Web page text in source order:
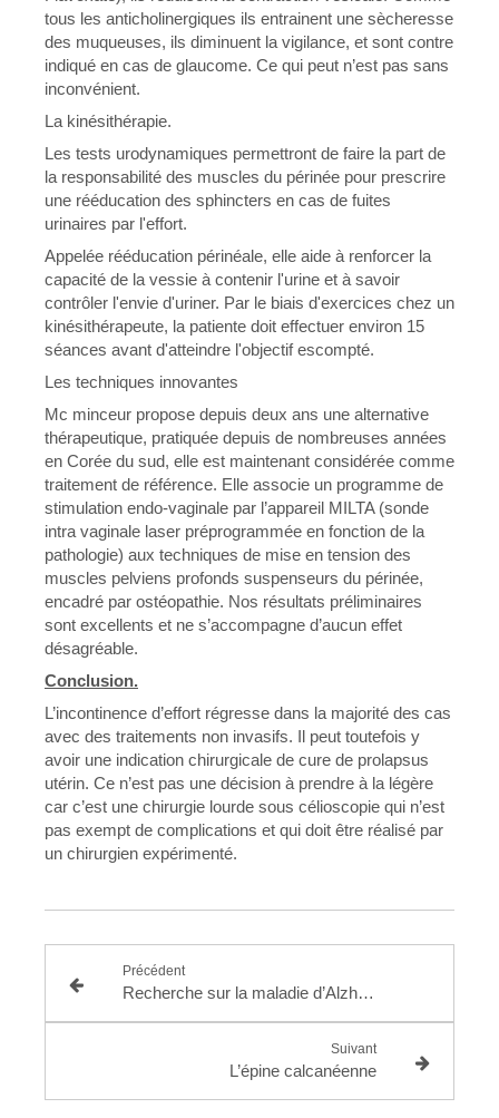
tous les anticholinergiques ils entrainent une sècheresse
des muqueuses, ils diminuent la vigilance, et sont contre
indiqué en cas de glaucome. Ce qui peut n’est pas sans
inconvénient.
La kinésithérapie.
Les tests urodynamiques permettront de faire la part de
la responsabilité des muscles du périnée pour prescrire
une rééducation des sphincters en cas de fuites
urinaires par l'effort.
Appelée rééducation périnéale, elle aide à renforcer la
capacité de la vessie à contenir l'urine et à savoir
contrôler l'envie d'uriner. Par le biais d'exercices chez un
kinésithérapeute, la patiente doit effectuer environ 15
séances avant d'atteindre l'objectif escompté.
Les techniques innovantes
Mc minceur propose depuis deux ans une alternative
thérapeutique, pratiquée depuis de nombreuses années
en Corée du sud, elle est maintenant considérée comme
traitement de référence. Elle associe un programme de
stimulation endo-vaginale par l’appareil MILTA (sonde
intra vaginale laser préprogrammée en fonction de la
pathologie) aux techniques de mise en tension des
muscles pelviens profonds suspenseurs du périnée,
encadré par ostéopathie. Nos résultats préliminaires
sont excellents et ne s’accompagne d’aucun effet
désagréable.
Conclusion.
L’incontinence d’effort régresse dans la majorité des cas
avec des traitements non invasifs. Il peut toutefois y
avoir une indication chirurgicale de cure de prolapsus
utérin. Ce n’est pas une décision à prendre à la légère
car c’est une chirurgie lourde sous célioscopie qui n’est
pas exempt de complications et qui doit être réalisé par
un chirurgien expérimenté.
Précédent
Recherche sur la maladie d’Alzheimer
Suivant
L’épine calcanéenne